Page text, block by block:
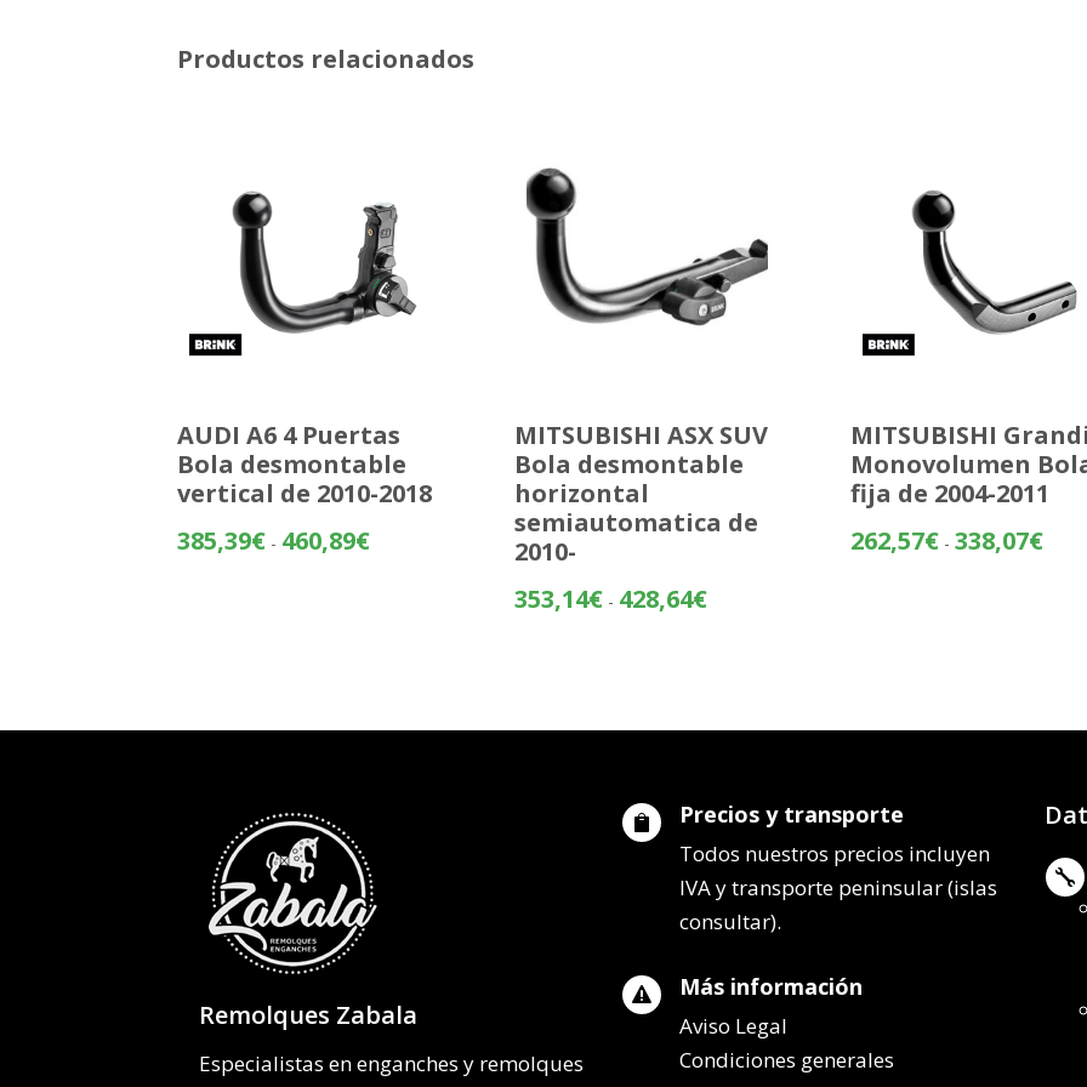
Productos relacionados
AUDI A6 4 Puertas
Bola desmontable
vertical de 2010-2018
385,39€ - 460,89€Rango
MITSUBISHI ASX SUV
Bola desmontable
horizontal
semiautomatica de
2010-
353,14€ - 428,64€Rango
hasta
MITSUBISHI
Monovolumen
fija de 2004-2011
262,57€ - 338,07€Rango
Remolques Zabala
Especialistas en enganches y remolques
 Precios y transporte
Todos nuestros precios incluyen
IVA y transporte peninsular (islas
consultar).
 Más información
Aviso Legal
Condiciones generales
